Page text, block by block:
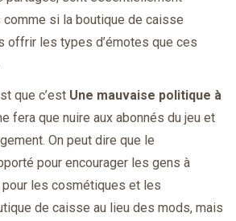
comme si la boutique de caisse
offrir les types d’émotes que ces
que c’est Une mauvaise politique à
fera que nuire aux abonnés du jeu et
On peut dire que le
pour encourager les gens à
les cosmétiques et les
de caisse au lieu des mods, mais